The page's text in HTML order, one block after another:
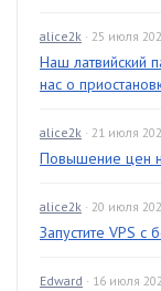
alice2k · 25 июля
Наш латвийский
нас о
alice2k · 21 июля
Повышение цен
alice2k · 20 июля
Запустите VPS с
Edward · 16 июля